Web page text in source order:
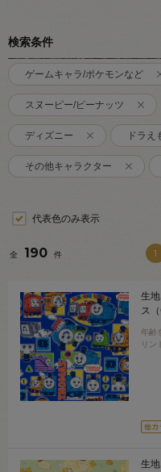
検索条件
ゲームキャラ/ポケモンなど
スヌーピー/ピーナッツ
ディズニー ドラえ
その他キャラクター
代表色のみ表示
全 190 件 1
生
ス
年齢
リン
生